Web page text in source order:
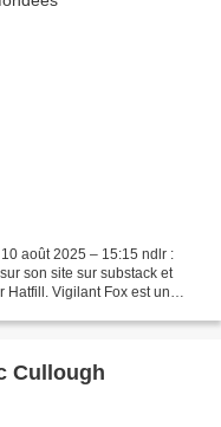
août 2025 – 15:15 ndlr :
son site sur substack et
Hatfill. Vigilant Fox est un
Cullough